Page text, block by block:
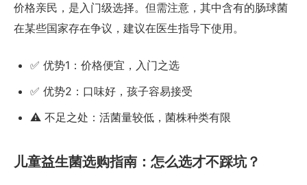
价格亲民，是入门级选择。但需注意，其中含有的肠球菌
在某些国家存在争议，建议在医生指导下使用。
✅ 优势1：价格便宜，入门之选
✅ 优势2：口味好，孩子容易接受
⚠️ 不足之处：活菌量较低，菌株种类有限
儿童益生菌选购指南：怎么选才不踩坑？